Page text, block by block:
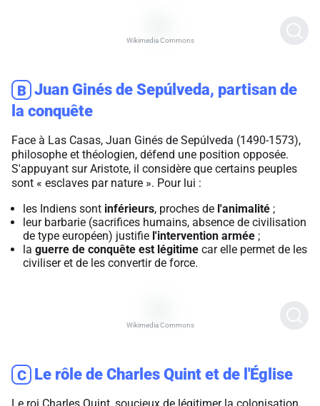
Wikimedia Commons
B Juan Ginés de Sepúlveda, partisan de
la conquête
Face à Las Casas, Juan Ginés de Sepúlveda (1490-1573),
philosophe et théologien, défend une position opposée.
S'appuyant sur Aristote, il considère que certains peuples
sont « esclaves par nature ». Pour lui :
les Indiens sont inférieurs, proches de l'animalité ;
leur barbarie (sacrifices humains, absence de civilisation
de type européen) justifie l'intervention armée ;
la guerre de conquête est légitime car elle permet de les
civiliser et de les convertir de force.
Wikimedia Commons
C Le rôle de Charles Quint et de l'Église